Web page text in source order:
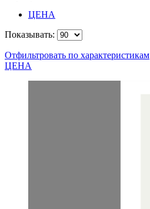
ЦЕНА
Показывать:
Отфильтровать по характеристикам
ЦЕНА